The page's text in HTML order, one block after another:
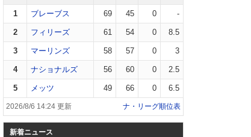
1 ブレーブス 69 45 0 -
2 フィリーズ 61 54 0 8.5
3 マーリンズ 58 57 0 3
4 ナショナルズ 56 60 0 2.5
5 メッツ 49 66 0 6.5
2026/8/6 14:24 更新 ナ・リーグ順位表
新着ニュース